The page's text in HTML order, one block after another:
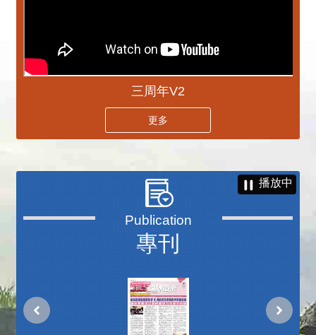
三周年V2
更多
專刊
播放中